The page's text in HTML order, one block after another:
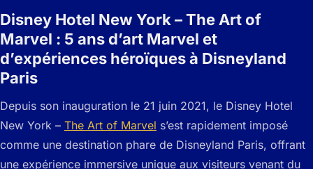
Disney Hotel New York – The Art of
Marvel : 5 ans d’art Marvel et
d’expériences héroïques à Disneyland
Paris
Depuis son inauguration le 21 juin 2021, le Disney Hotel
New York – The Art of Marvel s’est rapidement imposé
comme une destination phare de Disneyland Paris, offrant
une expérience immersive unique aux visiteurs venant du